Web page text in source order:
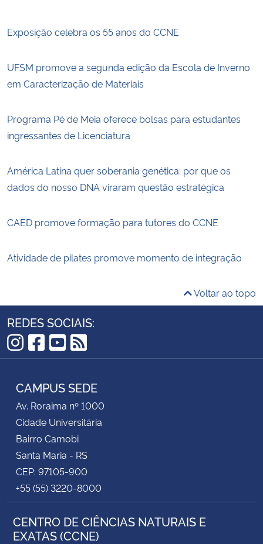
Exposição celebra os 55 anos do CCNE
UFSM promove a segunda edição da Escola de Inverno
em Caracterização de Materiais
Programa Pé de Meia oferece bolsas para estudantes
ingressantes de Licenciatura
América Latina quer soberania genética: por que os
dados do nosso DNA viraram questão estratégica
CAED promove formação para tutores do CCNE
Atividade de pilates promove momento de integração
Voltar ao topo
REDES SOCIAIS:
Instagram
Facebook
YouTube
RSS
CAMPUS SEDE
Av. Roraima nº 1000
Cidade Universitária
Bairro Camobi
Santa Maria - RS
CEP: 97105-900
+55 (55) 3220-8000
CENTRO DE CIÊNCIAS NATURAIS E
EXATAS (CCNE)